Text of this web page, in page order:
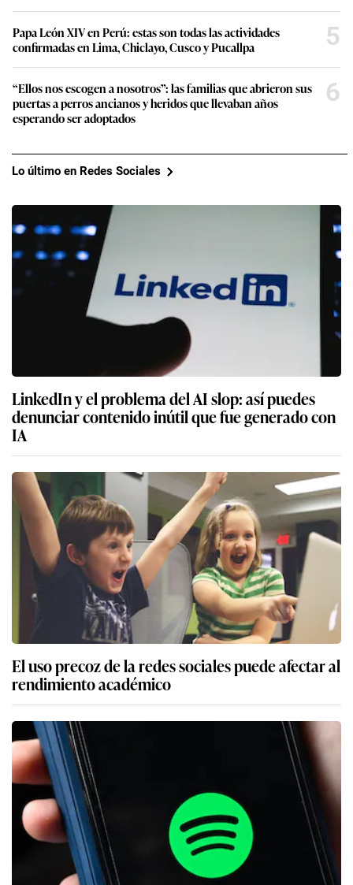
Papa León XIV en Perú: estas son todas las actividades
confirmadas en Lima, Chiclayo, Cusco y Pucallpa
5
“Ellos nos escogen a nosotros”: las familias que abrieron sus
puertas a perros ancianos y heridos que llevaban años
esperando ser adoptados
6
Lo último en Redes Sociales
LinkedIn y el problema del AI slop: así puedes
denunciar contenido inútil que fue generado con
IA
El uso precoz de la redes sociales puede afectar al
rendimiento académico